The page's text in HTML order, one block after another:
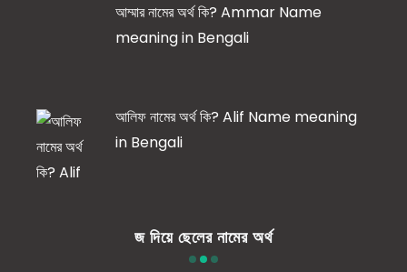
আম্মার নামের অর্থ কি? Ammar Name
meaning in Bengali
আলিফ নামের অর্থ কি? Alif Name meaning
in Bengali
জ দিয়ে ছেলের নামের অর্থ